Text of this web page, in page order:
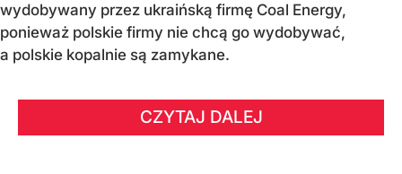
wydobywany przez ukraińską firmę Coal Energy,
ponieważ polskie firmy nie chcą go wydobywać,
a polskie kopalnie są zamykane.
CZYTAJ DALEJ